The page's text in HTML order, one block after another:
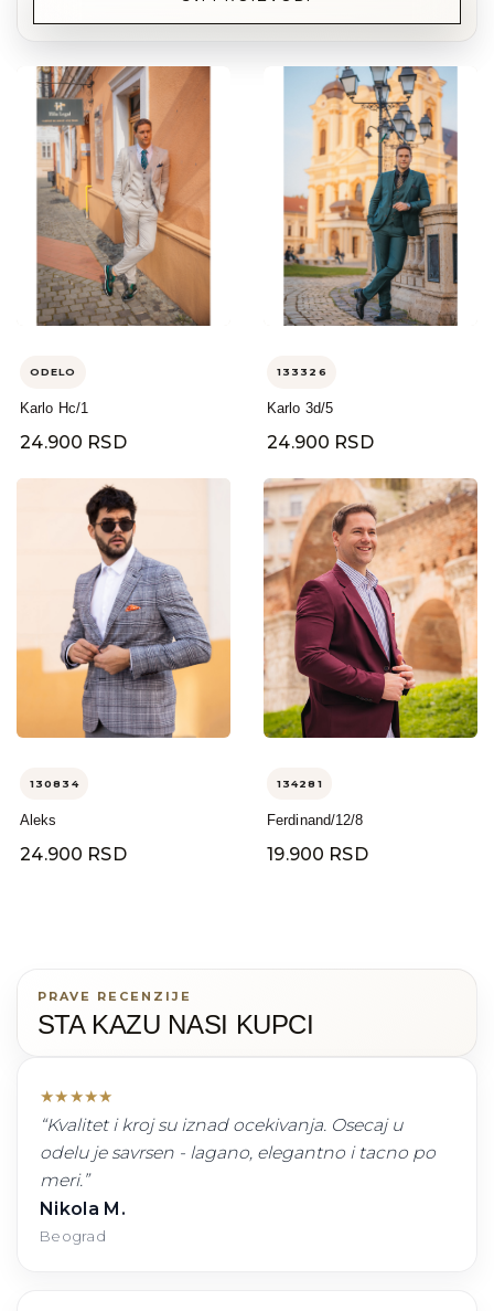
ODELO
Karlo Hc/1
24.900 RSD
133326
Karlo 3d/5
24.900 RSD
130834
Aleks
24.900 RSD
134281
Ferdinand/12/8
19.900 RSD
PRAVE RECENZIJE
STA KAZU NASI KUPCI
★★★★★
“Kvalitet i kroj su iznad ocekivanja. Osecaj u
odelu je savrsen - lagano, elegantno i tacno po
meri.”
Nikola M.
Beograd